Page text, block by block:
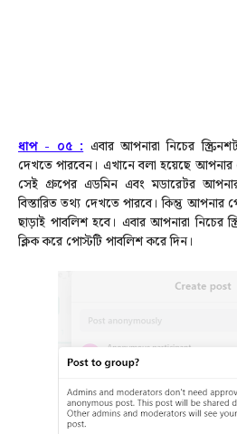
ধাপ - ০৫ :এবার আপনারা নিচের
দেখতে পারবেন। এখানে বলা হয়েছে
সেই গ্রুপের এডমিন এবং মডারেটর
বিস্তারিত তথ্য দেখতে পারবে।কিন্তু আপনার
ছাড়াই পাবলিশ হবে। এবার আপনারা নিচের
ক্লিক করে পোস্টটি পাবলিশ করে দিন।